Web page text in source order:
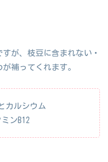
が、枝豆に含まれない・
補ってくれます。
カルシウム
ンB12